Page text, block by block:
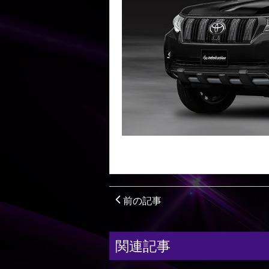
前の記事
関連記事